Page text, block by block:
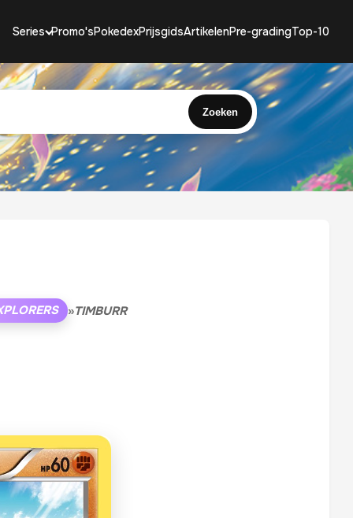
Series Promo'sPokedexPrijsgidsArtikelenPre-gradingTop-10
Zoeken
»TIMBURR